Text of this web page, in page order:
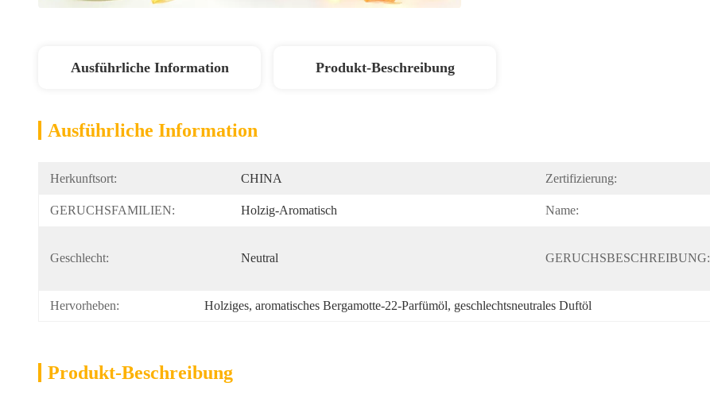
Ausführliche Information Produkt-Beschreibung
Ausführliche Information
Herkunftsort: CHINA Zertifizierung:
GERUCHSFAMILIEN: Holzig-Aromatisch Name:
Geschlecht: Neutral GERUCHSBESCHREIBUNG:
Hervorheben: Holziges, aromatisches Bergamotte-22-Parfümöl, geschlechtsneutrales Duftöl
Produkt-Beschreibung